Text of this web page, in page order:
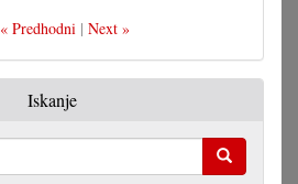
« Predhodni| Next »
Iskanje